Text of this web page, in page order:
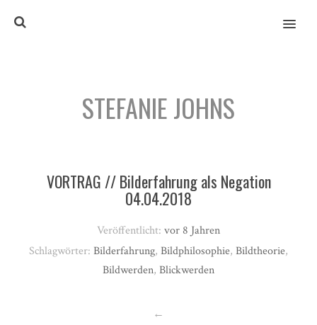
MENU
STEFANIE JOHNS
VORTRAG // Bilderfahrung als Negation
04.04.2018
Veröffentlicht: vor 8 Jahren
Schlagwörter: Bilderfahrung, Bildphilosophie, Bildtheorie,
Bildwerden, Blickwerden
←